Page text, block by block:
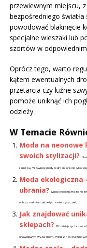
przewiewnym miejscu,
bezpośredniego
powodować blaknięcie
specjalne wieszaki lub
szortów w
Oprócz tego, warto
kątem ewentualnych
przetarcia czy luźne
pomoże uniknąć ich
odzieży.
W Temacie
Moda na neonowe
swoich stylizacji?
i energią. W świecie mody stały się one nie tylko
Moda ekologiczna
ubrania?
Moda ekologiczna to nie
obliczu nadmiaru odzieży i zanieczyszczeń,...
Jak znajdować
sklepach?
W dzisiejszych
prawdziwym wyzwaniem. Wielu z nas pragnie